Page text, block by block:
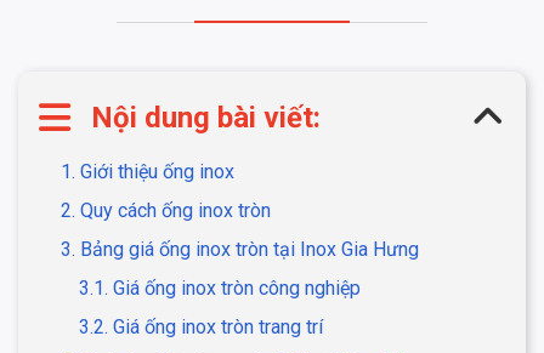
Nội dung bài viết:
1. Giới thiệu ống inox
2. Quy cách ống inox tròn
3. Bảng giá ống inox tròn tại Inox Gia Hưng
3.1. Giá ống inox tròn công nghiệp
3.2. Giá ống inox tròn trang trí